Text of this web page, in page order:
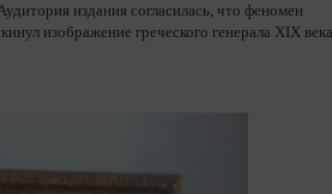
издания согласилась, что феномен
изображение греческого генерала XIX